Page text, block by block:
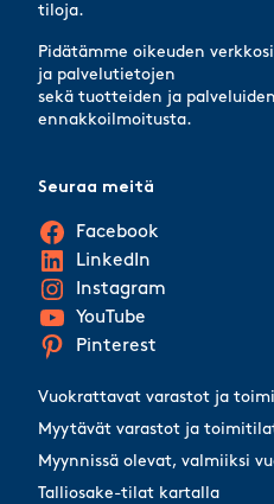
tiloja.
Pidätämme oikeuden
ja palvelutietojen
sekä tuotteiden ja
ennakkoilmoitusta.
Vuokrattavat varastot ja
Myytävät varastot ja
Myynnissä olevat, valmiiksi
Talliosake-tilat kartalla
Seuraa meitä
Facebook
LinkedIn
Instagram
YouTube
Pinterest